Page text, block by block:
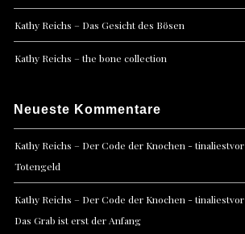
Kathy Reichs – Das Gesicht des Bösen
Kathy Reichs – the bone collection
Neueste Kommentare
Kathy Reichs – Der Code der Knochen - tinaliestvor
Totengeld
Kathy Reichs – Der Code der Knochen - tinaliestvor
Das Grab ist erst der Anfang